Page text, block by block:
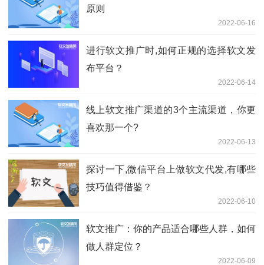
原则
2022-06-16
进行软文推广时,如何正规的选择软文发
布平台？
2022-06-14
线上软文推广渠道的3个主流渠道，你更
喜欢那一个?
2022-06-13
探讨一下,微信平台上做软文代发,有哪些
技巧值得借鉴？
2022-06-10
软文推广：你的产品适合哪些人群，如何
做人群定位？
2022-06-09